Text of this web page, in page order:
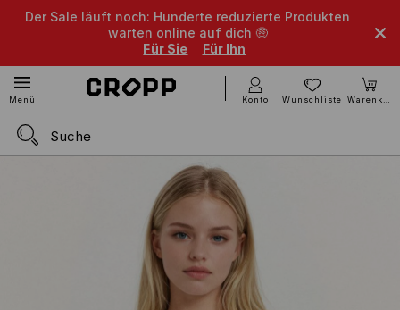
Der Sale läuft noch: Hunderte reduzierte Produkten
warten online auf dich 🤑
Für Sie
Für Ihn
Menü Konto Wunschliste Warenkorb